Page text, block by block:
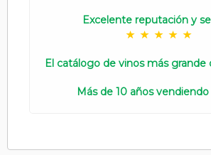
Excelente reputación y
El catálogo de vinos más
Más de 10 años